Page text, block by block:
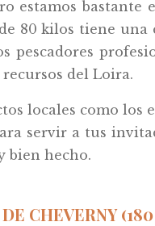
bastante
80 kilos tiene
del Loira.
locales como los
servir a tus
bien hecho.
CHEVERNY